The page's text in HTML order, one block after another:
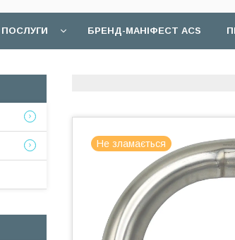
БРЕНД-МАНІФЕСТ ACS
Не зламається